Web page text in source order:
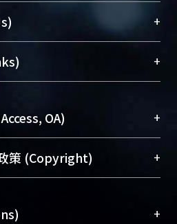
之列，為永久珍藏及向國際
果及學術能量，圖書館整合
術庫（AH）不同功能平
NTU scholars。期能整合研
and promote researcher
Library integrates the
with “Academic
+
Library)
+
OA) +
度提升資訊取用性的社會運
是透過將研究著作公開供使
速研究發展、提升研究影響
策 (Copyright) +
匯入者所有，或由第三方贊
+